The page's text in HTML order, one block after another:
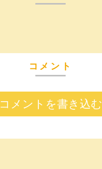
コメント
コメントを書き込む